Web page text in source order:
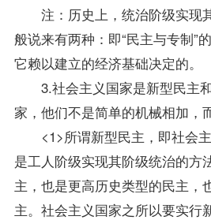
注：历史上，统治阶级实现
般说来有两种：即“民主与专制”
它赖以建立的经济基础决定的。
3.社会主义国家是新型民主
家，他们不是简单的机械相加，
<1>所谓新型民主，即社会主
是工人阶级实现其阶级统治的方
主，也是更高历史类型的民主，
主。社会主义国家之所以要实行